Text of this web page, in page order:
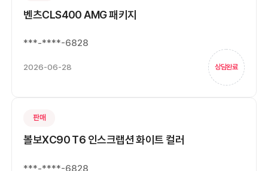
벤츠CLS400 AMG 패키지
***-****-6828
2026-06-28 상담완료
판매
볼보XC90 T6 인스크랩션 화이트 컬러
***-****-6828